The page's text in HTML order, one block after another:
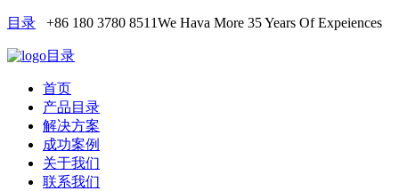
目录 +86 180 3780 8511We Hava More 35 Years Of Expeiences
目录
首页
产品目录
解决方案
成功案例
关于我们
联系我们